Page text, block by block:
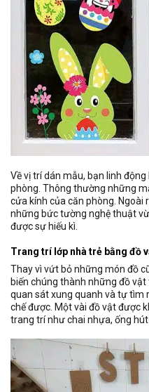
Về vị trí dán mẫu, bạn linh
phòng. Thông thường những
cửa kính của căn phòng. Ngoài
những bức tường nghệ thuật
được sự hiếu kì.
Trang trí lớp nhà trẻ bằng đồ
Thay vì vứt bỏ những món đồ
biến chúng thành những đồ
quan sát xung quanh và tự tìm
chế được. Một vài đồ vật được
trang trí như chai nhựa, ống hút